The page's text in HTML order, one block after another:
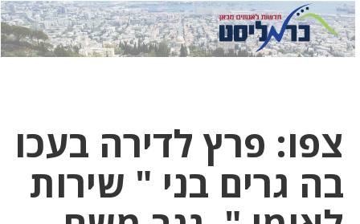
לחץ
כאן
לחץ
כדי
צפו: פרץ לדירה בעכו
בה גרים בני " שירות